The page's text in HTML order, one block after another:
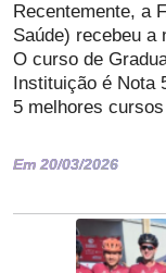
Recentemente, a
Saúde) recebeu a
O curso de
Instituição é Nota
5 melhores
Em 20/03/2026